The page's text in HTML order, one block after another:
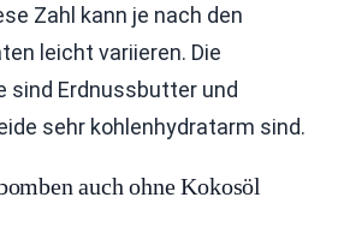
Zahl kann je nach den
leicht variieren. Die
sind Erdnussbutter und
sehr kohlenhydratarm sind.
auch ohne Kokosöl